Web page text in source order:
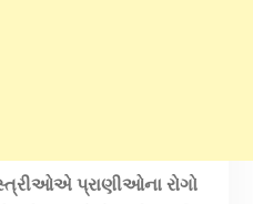
પ્રાણીઓના રોગો